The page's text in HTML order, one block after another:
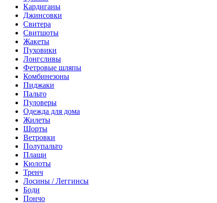
Кардиганы
Джинсовки
Свитера
Свитшоты
Жакеты
Пуховики
Лонгсливы
Фетровые шляпы
Комбинезоны
Пиджаки
Пальто
Пуловеры
Одежда для дома
Жилеты
Шорты
Ветровки
Полупальто
Плащи
Кюлоты
Тренч
Лосины / Леггинсы
Боди
Пончо